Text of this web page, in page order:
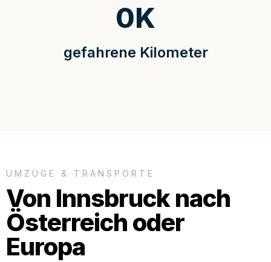
gefahrene Kilometer
0K
UMZÜGE & TRANSPORTE
Von Innsbruck nach
Österreich oder
Europa